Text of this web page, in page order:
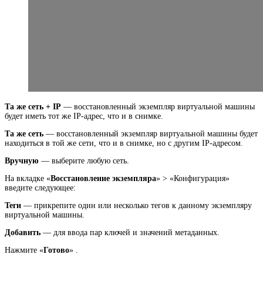
Та же сеть + IP — восстановленный экземпляр виртуальной машины
будет иметь тот же IP-адрес, что и в снимке.
Та же сеть — восстановленный экземпляр виртуальной машины будет
находиться в той же сети, что и в снимке, но с другим IP-адресом.
Вручную — выберите любую сеть.
На вкладке «Восстановление экземпляра» > «Конфигурация»
введите следующее:
Теги — прикрепите один или несколько тегов к данному экземпляру
виртуальной машины.
Добавить — для ввода пар ключей и значений метаданных.
Нажмите «Готово» .